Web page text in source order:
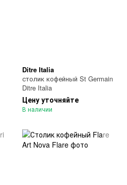
Ditre Italia
столик кофейный St Germain
Ditre Italia
Цену уточняйте
В наличии